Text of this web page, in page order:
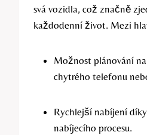
svá vozidla, což značně
každodenní život. Mezi
Možnost plánování
chytrého telefonu
Rychlejší nabíjení
nabíjecího procesu.